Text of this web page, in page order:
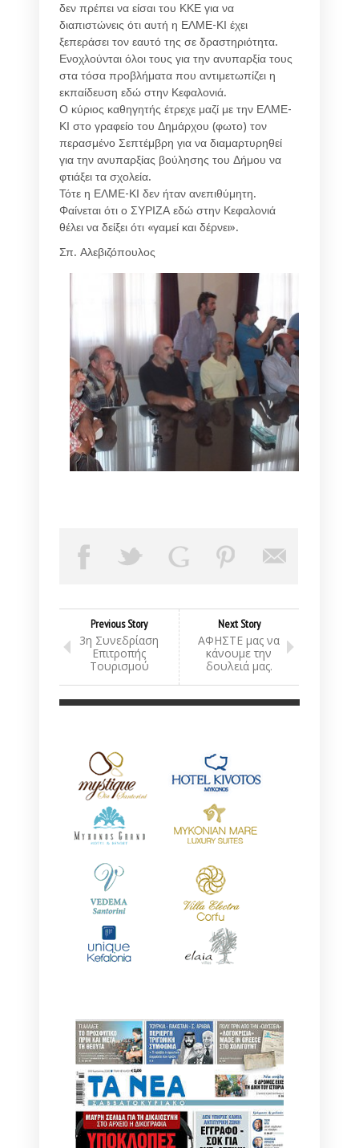
δεν πρέπει να είσαι του ΚΚΕ για να
διαπιστώνεις ότι αυτή η ΕΛΜΕ-ΚΙ έχει
ξεπεράσει τον εαυτό της σε δραστηριότητα.
Ενοχλούνται όλοι τους για την ανυπαρξία τους
στα τόσα προβλήματα που αντιμετωπίζει η
εκπαίδευση εδώ στην Κεφαλονιά.
Ο κύριος καθηγητής έτρεχε μαζί με την ΕΛΜΕ-
ΚΙ στο γραφείο του Δημάρχου (φωτο) τον
περασμένο Σεπτέμβρη για να διαμαρτυρηθεί
για την ανυπαρξίας βούλησης του Δήμου να
φτιάξει τα σχολεία.
Τότε η ΕΛΜΕ-ΚΙ δεν ήταν ανεπιθύμητη.
Φαίνεται ότι ο ΣΥΡΙΖΑ εδώ στην Κεφαλονιά
θέλει να δείξει ότι «γαμεί και δέρνει».
Σπ. Αλεβιζόπουλος
Previous Story
3η Συνεδρίαση
Επιτροπής
Τουρισμού
Next Story
ΑΦΗΣΤΕ μας να
κάνουμε την
δουλειά μας.